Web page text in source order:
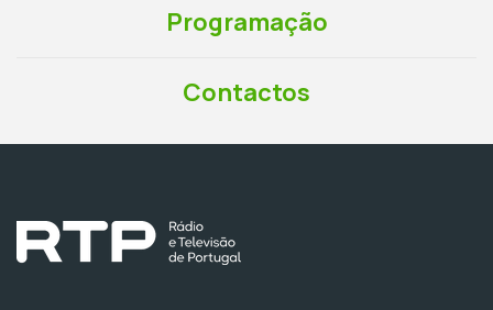
Programação
Contactos